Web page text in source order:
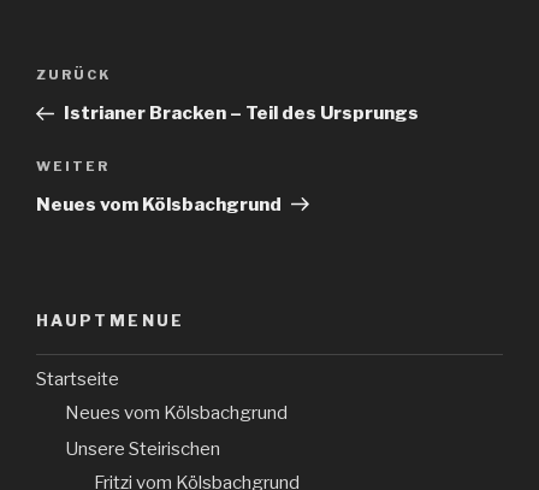
ZURÜCK
Istrianer Bracken – Teil des Ursprungs
WEITER
Neues vom Kölsbachgrund
HAUPTMENUE
Startseite
Neues vom Kölsbachgrund
Unsere Steirischen
Fritzi vom Kölsbachgrund